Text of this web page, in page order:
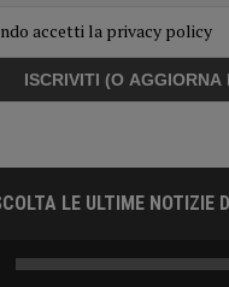
accetti la privacy policy
LE ULTIME NOTIZIE